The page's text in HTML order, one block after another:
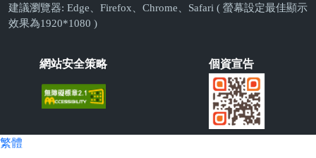
建議瀏覽器: Edge、Firefox、Chrome、Safari ( 螢幕設定最佳顯示
效果為1920*1080 )
網站安全策略 個資宣告
繁體